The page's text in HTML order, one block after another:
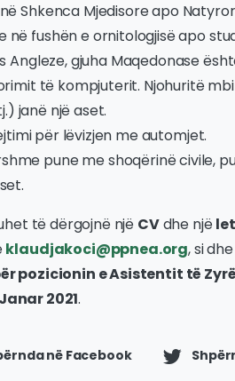
Shkenca Mjedisore apo
në fushën e ornitologjisë apo
Angleze, gjuha Maqedonase
të kompjuterit. Njohuritë
janë një aset.
për lëvizjen me automjet.
pune me shoqërinë civile,
të dërgojnë një CVdhe një
klaudjakoci@ppnea.org, si
pozicionin e Asistentit të
2021.
në Facebook